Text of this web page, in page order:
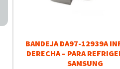
BANDEJA DA97-12939A
DERECHA – PARA
SAMSUNG